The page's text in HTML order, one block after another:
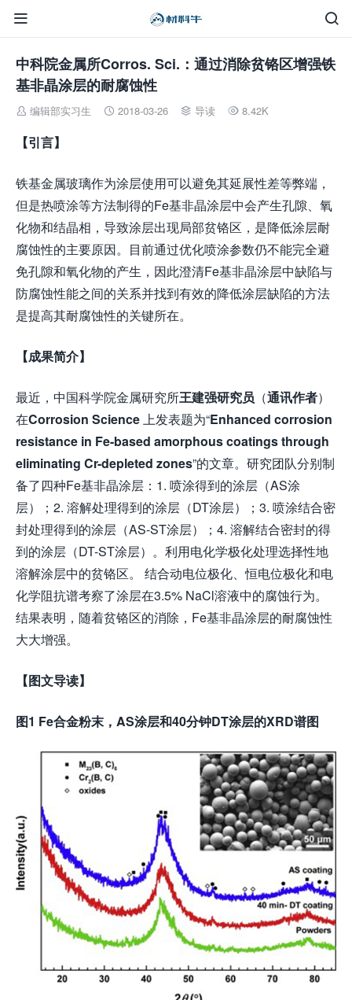


中科院金属所Corros. Sci.：通过消除贫铬区增强铁
基非晶涂层的耐腐蚀性
 编辑部实习生  2018-03-26  导读  8.42K
【引言】
铁基金属玻璃作为涂层使用可以避免其延展性差等弊端，
但是热喷涂等方法制得的Fe基非晶涂层中会产生孔隙、氧
化物和结晶相，导致涂层出现局部贫铬区，是降低涂层耐
腐蚀性的主要原因。目前通过优化喷涂参数仍不能完全避
免孔隙和氧化物的产生，因此澄清Fe基非晶涂层中缺陷与
防腐蚀性能之间的关系并找到有效的降低涂层缺陷的方法
是提高其耐腐蚀性的关键所在。
【成果简介】
最近，中国科学院金属研究所王建强研究员 （通讯作者）
在Corrosion Science上发表题为“Enhanced corrosion
resistance in Fe-based amorphous coatings through
eliminating Cr-depleted zones”的文章。研究团队分别制
备了四种Fe基非晶涂层：1. 喷涂得到的涂层（AS涂
层）；2. 溶解处理得到的涂层（DT涂层）；3. 喷涂结合密
封处理得到的涂层（AS-ST涂层）；4. 溶解结合密封的得
到的涂层（DT-ST涂层）。利用电化学极化处理选择性地
溶解涂层中的贫铬区。 结合动电位极化、恒电位极化和电
化学阻抗谱考察了涂层在3.5% NaCl溶液中的腐蚀行为。
结果表明，随着贫铬区的消除，Fe基非晶涂层的耐腐蚀性
大大增强。
【图文导读】
图1 Fe合金粉末，AS涂层和40分钟DT涂层的XRD谱图